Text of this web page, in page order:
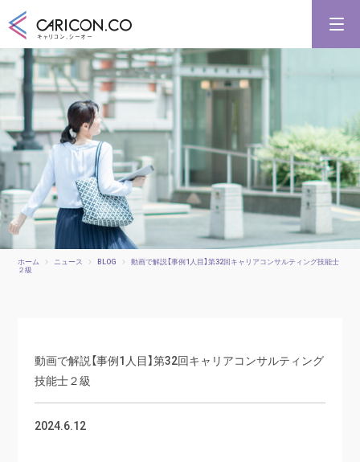
キャリアコンサルタント養成講習
キャリアコンサルタント更新講習
合格講座
キャリコンシーオーとは
キャリアコンサルタントとは
ホーム ニュース BLOG 動画で解説【事例1人目】第32回キャリアコンサルティング技能士
２級
動画で解説【事例1人目】第32回キャリアコンサルティング
技能士２級
2024.6.12